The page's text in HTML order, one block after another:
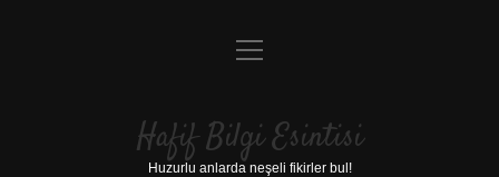
Anasayfa
Yasal Uyarı
menüyü
Hafif Bilgi Esintisi
Huzurlu anlarda neşeli fikirler bul!